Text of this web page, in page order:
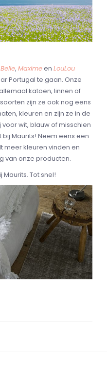
Belle, Maximeen LouLou
Portugal te gaan. Onze
katoen, linnen of
zijn ze ook nog eens
kleuren en zijn ze in de
voor wit, blauw of misschien
Maurits! Neem eens een
meer kleuren vinden en
van onze producten.
Tot snel!